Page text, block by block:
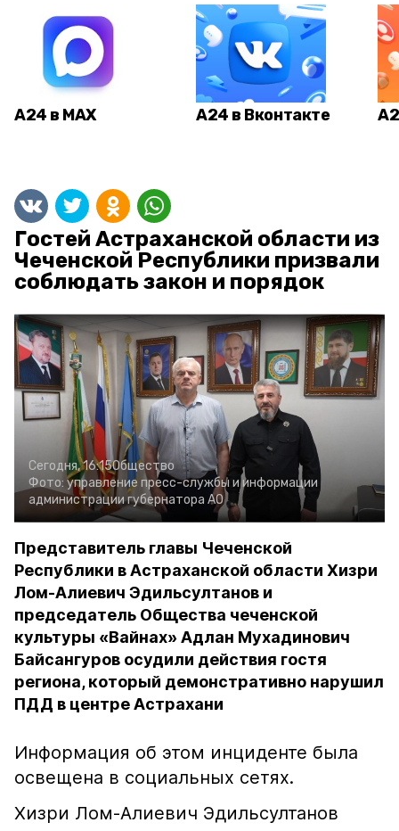
А24 в MAX А24 в Вконтакте
Гостей Астраханской области из
Чеченской Республики призвали
соблюдать закон и порядок
Сегодня, 16:15Общество
Фото: управление пресс-службы и информации
администрации губернатора АО
Представитель главы Чеченской
Республики в Астраханской области Хизри
Лом-Алиевич Эдильсултанов и
председатель Общества чеченской
культуры «Вайнах» Адлан Мухадинович
Байсангуров осудили действия гостя
региона, который демонстративно нарушил
ПДД в центре Астрахани
Информация об этом инциденте была
освещена в социальных сетях.
Хизри Лом-Алиевич Эдильсултанов